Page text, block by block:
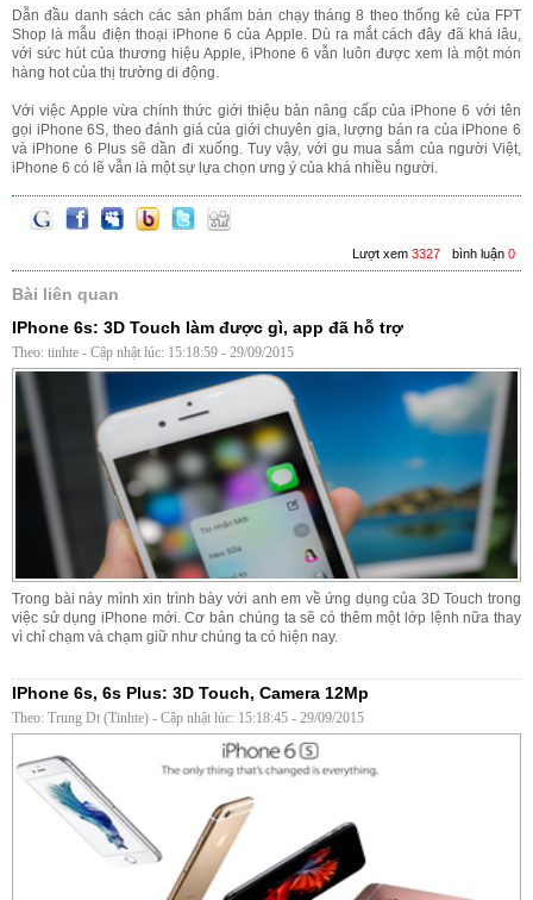
Dẫn đầu danh sách các sản phẩm bán chạy tháng 8 theo thống kê của FPT
Shop là mẫu điện thoại iPhone 6 của Apple. Dù ra mắt cách đây đã khá lâu,
với sức hút của thương hiệu Apple, iPhone 6 vẫn luôn được xem là một món
hàng hot của thị trường di động.
Với việc Apple vừa chính thức giới thiệu bản nâng cấp của iPhone 6 với tên
gọi iPhone 6S, theo đánh giá của giới chuyên gia, lượng bán ra của iPhone 6
và iPhone 6 Plus sẽ dần đi xuống. Tuy vậy, với gu mua sắm của người Việt,
iPhone 6 có lẽ vẫn là một sự lựa chọn ưng ý của khá nhiều người.
bình luận 0
Lượt xem 3327
Bài liên quan
IPhone 6s: 3D Touch làm được gì, app đã hỗ trợ
Theo: tinhte - Cập nhật lúc: 15:18:59 - 29/09/2015
Trong bài này mình xin trình bày với anh em về ứng dụng của 3D Touch trong
việc sử dụng iPhone mới. Cơ bản chúng ta sẽ có thêm một lớp lệnh nữa thay
vì chỉ chạm và chạm giữ như chúng ta có hiện nay.
IPhone 6s, 6s Plus: 3D Touch, Camera 12Mp
Theo: Trung Dt (Tinhte) - Cập nhật lúc: 15:18:45 - 29/09/2015